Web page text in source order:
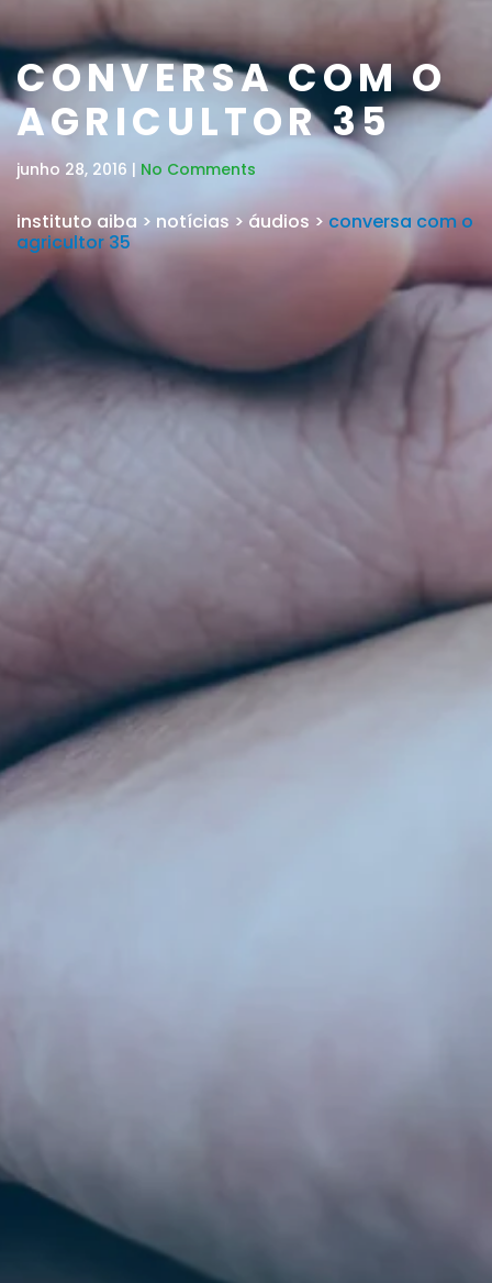
CONVERSA COM O
AGRICULTOR 35
junho 28, 2016 | No Comments
instituto aiba > notícias > áudios > conversa com o
agricultor 35